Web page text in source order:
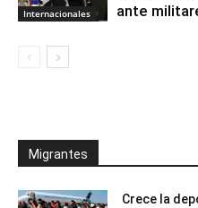
Internacionales
ante
Migrantes
Crece la